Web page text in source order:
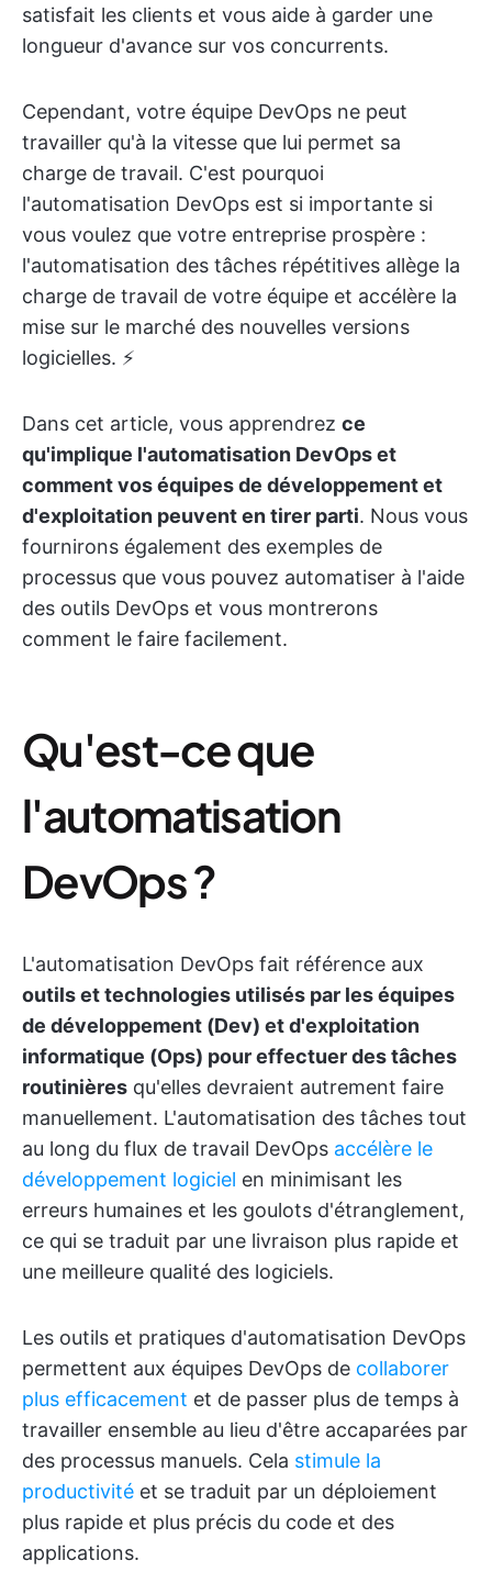
satisfait les clients et vous aide à garder une
longueur d'avance sur vos concurrents.
Cependant, votre équipe DevOps ne peut
travailler qu'à la vitesse que lui permet sa
charge de travail. C'est pourquoi
l'automatisation DevOps est si importante si
vous voulez que votre entreprise prospère :
l'automatisation des tâches répétitives allège la
charge de travail de votre équipe et accélère la
mise sur le marché des nouvelles versions
logicielles. ⚡
Dans cet article, vous apprendrez ce
qu'implique l'automatisation DevOps et
comment vos équipes de développement et
d'exploitation peuvent en tirer parti. Nous vous
fournirons également des exemples de
processus que vous pouvez automatiser à l'aide
des outils DevOps et vous montrerons
comment le faire facilement.
Qu'est-ce que
l'automatisation
DevOps ?
L'automatisation DevOps fait référence aux
outils et technologies utilisés par les équipes
de développement (Dev) et d'exploitation
informatique (Ops) pour effectuer des tâches
routinières qu'elles devraient autrement faire
manuellement. L'automatisation des tâches tout
au long du flux de travail DevOps accélère le
développement logiciel en minimisant les
erreurs humaines et les goulots d'étranglement,
ce qui se traduit par une livraison plus rapide et
une meilleure qualité des logiciels.
Les outils et pratiques d'automatisation DevOps
permettent aux équipes DevOps de collaborer
plus efficacement et de passer plus de temps à
travailler ensemble au lieu d'être accaparées par
des processus manuels. Cela stimule la
productivité et se traduit par un déploiement
plus rapide et plus précis du code et des
applications.